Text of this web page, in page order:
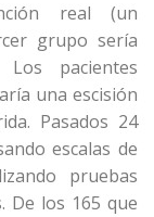
real (un
grupo sería
pacientes
una escisión
Pasados 24
escalas de
pruebas
De los 165 que